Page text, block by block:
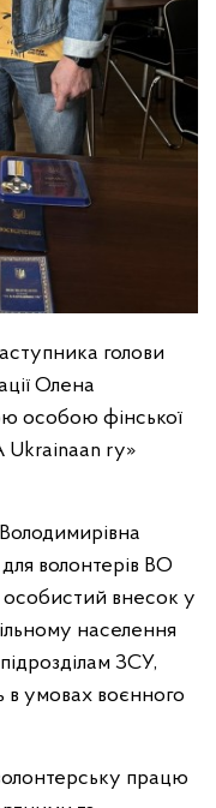
голови
Олена
особою фінської
Ukrainaan ry»
волонтерів ВО
внесок у
населення
ЗСУ,
в умовах воєнного
працю